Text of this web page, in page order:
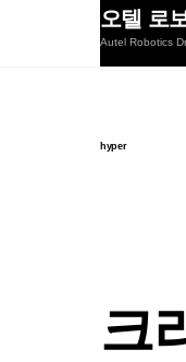
오텔 로
Autel Robotics
hyper
크